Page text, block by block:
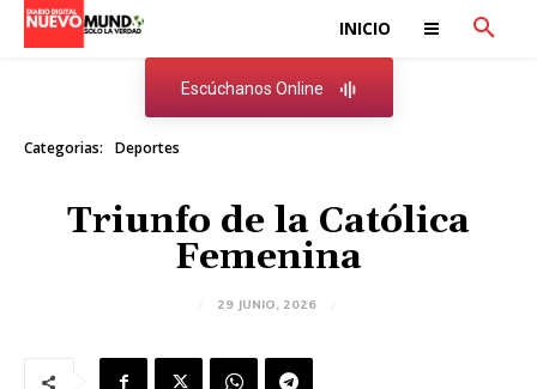
INICIO
Escúchanos Online
Categorias: Deportes
Triunfo de la Católica
Femenina
29 JUNIO, 2026